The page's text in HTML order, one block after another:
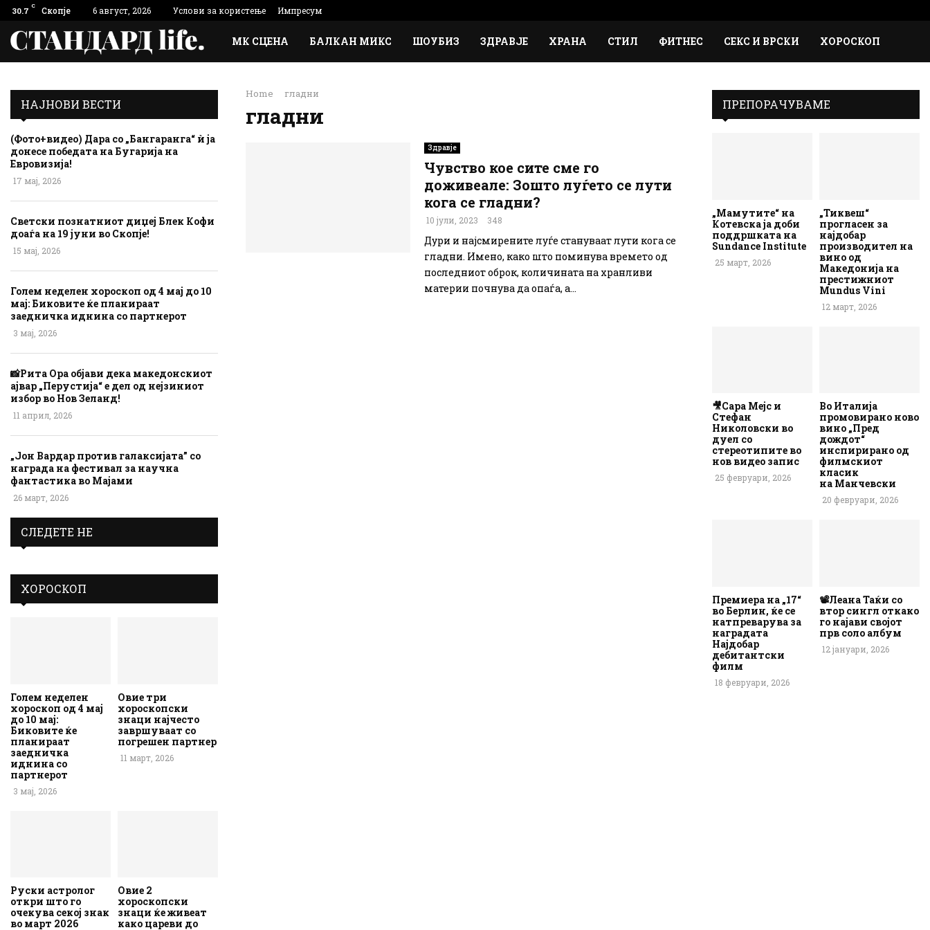
30.7 C Скопје 6 август, 2026 Услови за користење Импресум
МК СЦЕНА БАЛКАН МИКС ШОУБИЗ ЗДРАВЈЕ ХРАНА СТИЛ ФИТНЕС СЕКС И ВРСКИ ХОРОСКОП
Home гладни
гладни
Здравје
Чувство кое сите сме го
доживеале: Зошто луѓето се лути
кога се гладни?
10 јули, 2023 348
Дури и најсмирените луѓе стануваат лути кога се
гладни. Имено, како што поминува времето од
последниот оброк, количината на хранливи
материи почнува да опаѓа, а...
НАЈНОВИ ВЕСТИ
(Фото+видео) Дара со „Бангаранга“ ѝ ја
донесе победата на Бугарија на
Евровизија!
17 мај, 2026
Светски познатниот диџеј Блек Кофи
доаѓа на 19 јуни во Скопје!
15 мај, 2026
Голем неделен хороскоп од 4 мај до 10
мај: Биковите ќе планираат
заедничка иднина со партнерот
3 мај, 2026
📸Рита Ора објави дека македонскиот
ајвар „Перустија“ е дел од нејзиниот
избор во Нов Зеланд!
11 април, 2026
„Јон Вардар против галаксијата” со
награда на фестивал за научна
фантастика во Мајами
26 март, 2026
СЛЕДЕТЕ НЕ
ХОРОСКОП
Голем неделен
хороскоп од 4 мај
до 10 мај:
Биковите ќе
планираат
заедничка
иднина со
партнерот
3 мај, 2026
Овие три
хороскопски
знаци најчесто
завршуваат со
погрешен партнер
11 март, 2026
Руски астролог
откри што го
очекува секој знак
во март 2026
Овие 2
хороскопски
знаци ќе живеат
како цареви до
ПРЕПОРАЧУВАМЕ
„Мамутите“ на
Котевска ја доби
поддршката на
Sundance Institute
25 март, 2026
„Тиквеш“
прогласен за
најдобар
производител на
вино од
Македонија на
престижниот
Mundus Vini
12 март, 2026
🎥Сара Мејс и
Стефан
Николовски во
дуел со
стереотипите во
нов видео запис
25 февруари, 2026
Во Италија
промовирано ново
вино „Пред
дождот“
инспирирано од
филмскиот
класик
на Манчевски
20 февруари, 2026
Премиера на „17“
во Берлин, ќе се
натпреварува за
наградата
Најдобар
дебитантски
филм
18 февруари, 2026
📽️Леана Таќи со
втор сингл откако
го најави својот
прв соло албум
12 јануари, 2026